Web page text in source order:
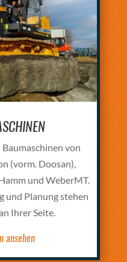
von
(vorm. Doosan),
und WeberMT.
und Planung stehen
Ihrer Seite.
ansehen